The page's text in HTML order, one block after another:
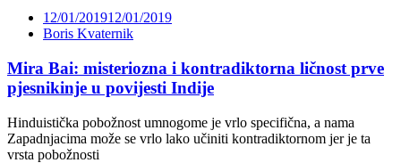
12/01/201912/01/2019
Boris Kvaternik
Mira Bai: misteriozna i kontradiktorna ličnost prve
pjesnikinje u povijesti Indije
Hinduistička pobožnost umnogome je vrlo specifična, a nama
Zapadnjacima može se vrlo lako učiniti kontradiktornom jer je ta
vrsta pobožnosti